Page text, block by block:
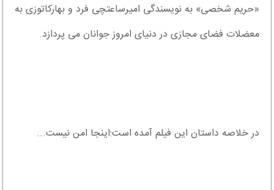
«حریم شخصی» به نویسندگی امیرساعتچی فرد و بهارکاتوزی به
معضلات فضای مجازی در دنیای امروز جوانان می پردازد.
در خلاصه داستان این فیلم آمده است:اینجا امن نیست...